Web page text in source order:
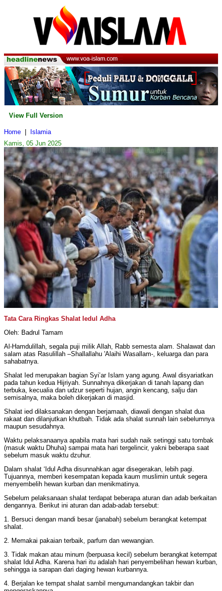
View Full Version
Home
Islamia
Kamis, 05 Jun 2025
Tata Cara Ringkas Shalat Iedul Adha
Oleh: Badrul Tamam
Al-Hamdulillah, segala puji milik Allah, Rabb semesta alam. Shalawat dan
salam atas Rasulillah –Shallallahu 'Alaihi Wasallam-, keluarga dan para
sahabatnya.
Shalat Ied merupakan bagian Syi’ar Islam yang agung. Awal disyariatkan
pada tahun kedua Hijriyah. Sunnahnya dikerjakan di tanah lapang dan
terbuka, kecualia dan udzur seperti hujan, angin kencang, salju dan
semisalnya, maka boleh dikerjakan di masjid.
Shalat ied dilaksanakan dengan berjamaah, diawali dengan shalat dua
rakaat dan dilanjutkan khutbah. Tidak ada shalat sunnah lain sebelumnya
maupun sesudahnya.
Waktu pelaksanaanya apabila mata hari sudah naik setinggi satu tombak
(masuk waktu Dhuha) sampai mata hari tergelincir, yakni beberapa saat
sebelum masuk waktu dzuhur.
Dalam shalat ‘Idul Adha disunnahkan agar disegerakan, lebih pagi.
Tujuannya, memberi kesempatan kepada kaum muslimin untuk segera
menyembelih hewan kurban dan menikmatinya.
Sebelum pelaksanaan shalat terdapat beberapa aturan dan adab berkaitan
dengannya. Berikut ini aturan dan adab-adab tersebut:
1. Bersuci dengan mandi besar (janabah) sebelum berangkat ketempat
shalat.
2. Memakai pakaian terbaik, parfum dan wewangian.
3. Tidak makan atau minum (berpuasa kecil) sebelum berangkat ketempat
shalat Idul Adha. Karena hari itu adalah hari penyembelihan hewan kurban,
sehingga ia sarapan dari daging hewan kurbannya.
4. Berjalan ke tempat shalat sambil mengumandangkan takbir dan